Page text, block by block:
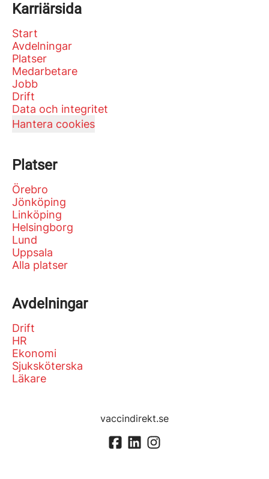
Karriärsida
Start
Avdelningar
Platser
Medarbetare
Jobb
Drift
Data och integritet
Hantera cookies
Platser
Örebro
Jönköping
Linköping
Helsingborg
Lund
Uppsala
Alla platser
Avdelningar
Drift
HR
Ekonomi
Sjuksköterska
Läkare
vaccindirekt.se